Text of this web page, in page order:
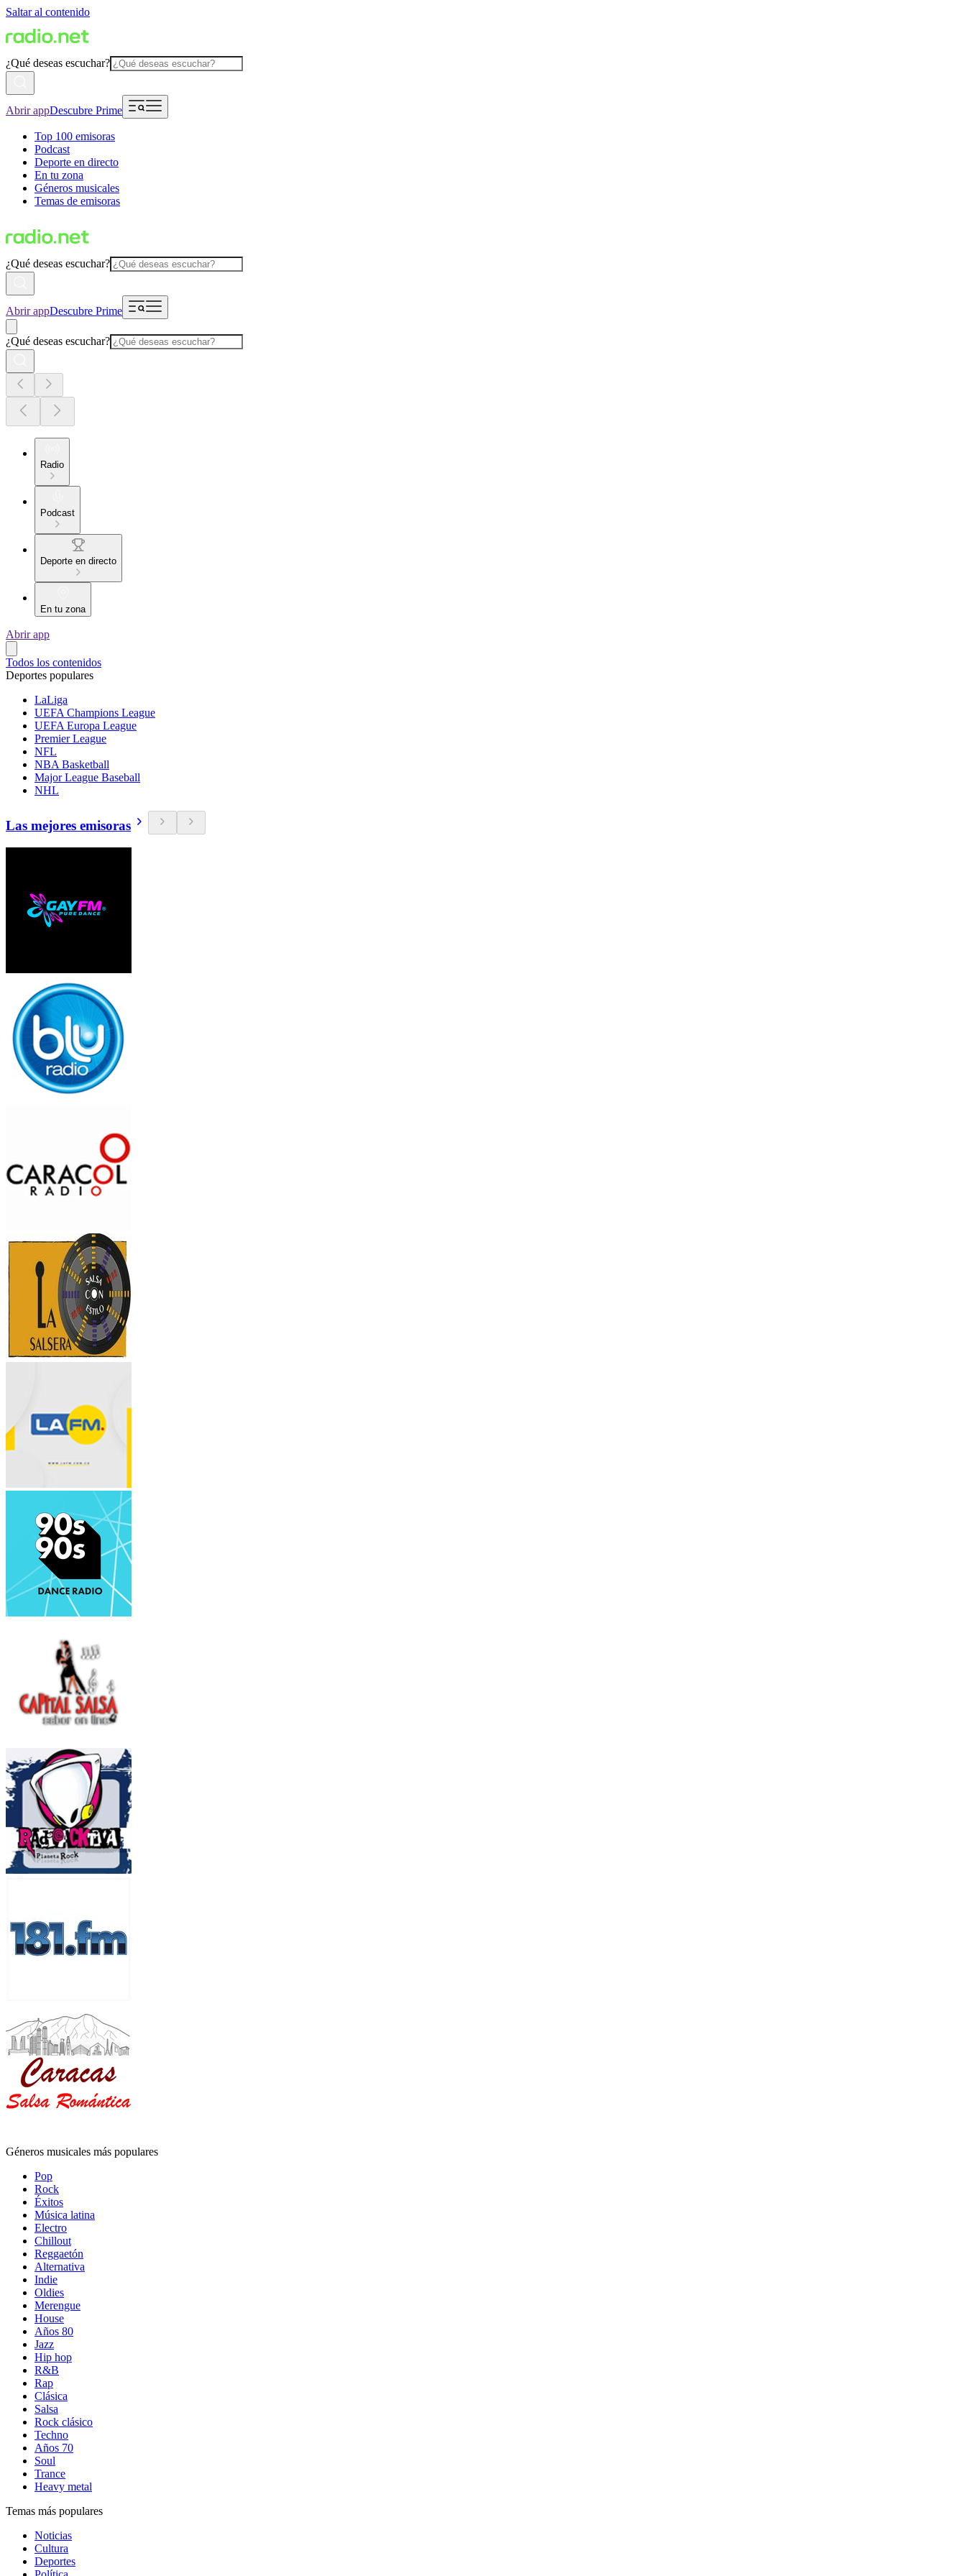
Saltar al contenido
¿Qué deseas escuchar?
Abrir appDescubre Prime
Top 100 emisoras
Podcast
Deporte en directo
En tu zona
Géneros musicales
Temas de emisoras
¿Qué deseas escuchar?
Abrir appDescubre Prime
¿Qué deseas escuchar?
Radio
Podcast
Deporte en directo
En tu zona
Abrir app
Todos los contenidos
Deportes populares
LaLiga
UEFA Champions League
UEFA Europa League
Premier League
NFL
NBA Basketball
Major League Baseball
NHL
Las mejores emisoras
Géneros musicales más populares
Pop
Rock
Éxitos
Música latina
Electro
Chillout
Reggaetón
Alternativa
Indie
Oldies
Merengue
House
Años 80
Jazz
Hip hop
R&B
Rap
Clásica
Salsa
Rock clásico
Techno
Años 70
Soul
Trance
Heavy metal
Temas más populares
Noticias
Cultura
Deportes